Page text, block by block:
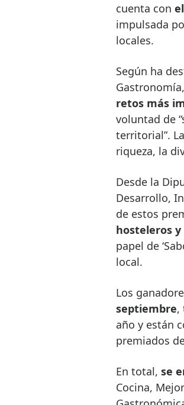
cuenta con
impulsada
locales.
Según ha
retos más
voluntad de
territorial”.
riqueza, la
Desde la
Desarrollo,
de estos
hosteleros
papel de
local.
Los
septiembre,
año y están
premiados
En total, se
Cocina,